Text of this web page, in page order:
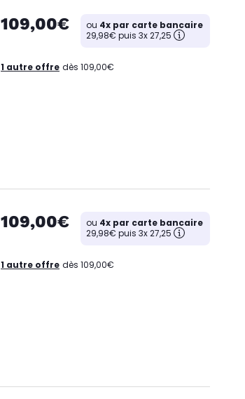
109,00€ ou 4x par carte bancaire
29,98€ puis 3x 27,25
1 autre offre dès 109,00€
109,00€ ou 4x par carte bancaire
29,98€ puis 3x 27,25
1 autre offre dès 109,00€